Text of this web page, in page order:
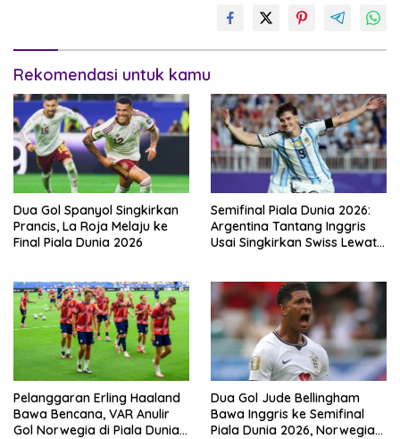
Rekomendasi untuk kamu
Dua Gol Spanyol Singkirkan
Prancis, La Roja Melaju ke
Final Piala Dunia 2026
Semifinal Piala Dunia 2026:
Argentina Tantang Inggris
Usai Singkirkan Swiss Lewat
Pelanggaran Erling Haaland
Bawa Bencana, VAR Anulir
Gol Norwegia di Piala Dunia
Dua Gol Jude Bellingham
Bawa Inggris ke Semifinal
Piala Dunia 2026, Norwegia